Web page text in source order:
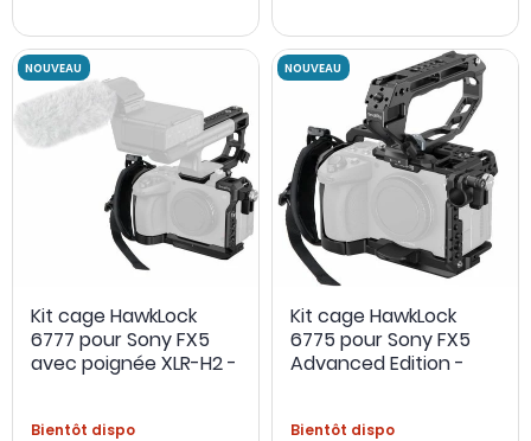
Kit cage HawkLock
6777 pour Sony FX5
avec poignée XLR-H2 -
Bientôt dispo
Kit cage HawkLock
6775 pour Sony FX5
Advanced Edition -
Bientôt dispo